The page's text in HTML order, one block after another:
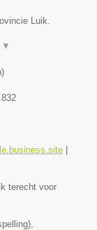
Luik.
▼
)
|
terecht voor